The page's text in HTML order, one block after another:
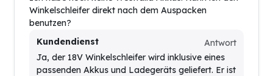
Winkelschleifer direkt nach dem Auspacken
benutzen?
Kundendienst
Antwort
Ja, der 18V Winkelschleifer wird inklusive eines
passenden Akkus und Ladegeräts geliefert. Er ist